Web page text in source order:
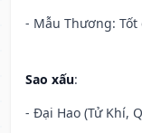
- Mẫu Thương:
Sao xấu:
- Đại Hao (Tử Khí,